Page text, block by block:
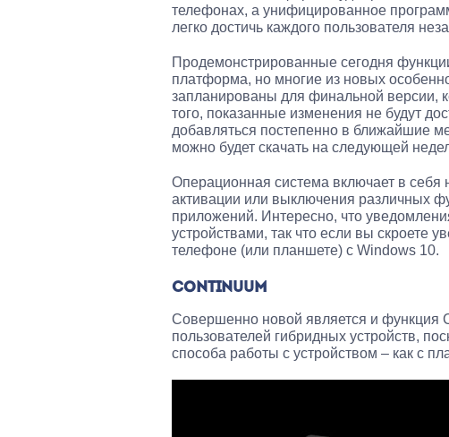
телефонах, а унифицированное
легко достичь каждого пользователя
Продемонстрированные сегодня
платформа, но многие из новых
запланированы для финальной версии,
того, показанные изменения не будут
добавляться постепенно в ближайшие
можно будет скачать на следующей
Операционная система включает в себя
активации или выключения различных
приложений. Интересно, что
устройствами, так что если вы скроете
телефоне (или планшете) с Windows 10.
CONTINUUM
Совершенно новой является и функция
пользователей гибридных устройств,
способа работы с устройством – как с